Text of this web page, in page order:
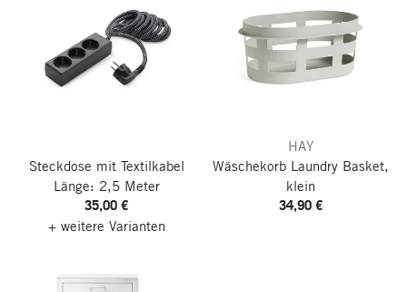
Steckdose mit Textilkabel
Länge: 2,5 Meter
35,00 €
+ weitere Varianten
HAY
Wäschekorb Laundry Basket,
klein
34,90 €